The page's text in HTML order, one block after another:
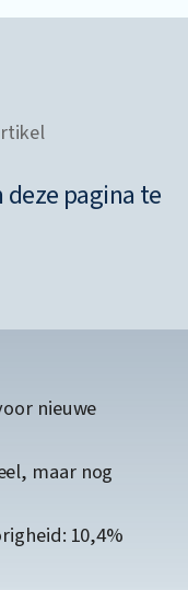
pagina te
nieuwe
maar nog
10,4%